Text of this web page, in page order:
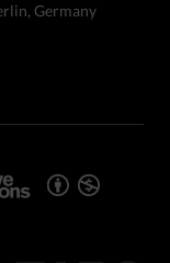
Germany